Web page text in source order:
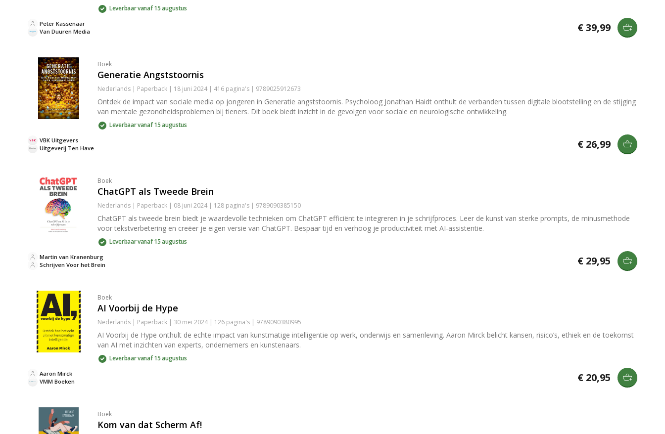
Leverbaar vanaf 15 augustus
Van Duuren Media
Peter Kassenaar € 39,99
Boek
Generatie Angststoornis
Nederlands | Paperback | 18 juni 2024 | 416 pagina's | 9789025912673
Ontdek de impact van sociale media op jongeren in Generatie angststoornis. Psycholoog Jonathan Haidt onthult de verbanden tussen digitale blootstelling en de stijging
van mentale gezondheidsproblemen bij tieners. Dit boek biedt inzicht in de gevolgen voor sociale en neurologische ontwikkeling.
Leverbaar vanaf 15 augustus
Uitgeverij Ten Have
VBK Uitgevers € 26,99
Boek
ChatGPT als Tweede Brein
Nederlands | Paperback | 08 juni 2024 | 128 pagina's | 9789090385150
ChatGPT als tweede brein biedt je waardevolle technieken om ChatGPT efficiënt te integreren in je schrijfproces. Leer de kunst van sterke prompts, de minusmethode
voor tekstverbetering en creëer je eigen versie van ChatGPT. Bespaar tijd en verhoog je productiviteit met AI-assistentie.
Leverbaar vanaf 15 augustus
Schrijven Voor het Brein
Martin van Kranenburg € 29,95
Boek
AI Voorbij de Hype
Nederlands | Paperback | 30 mei 2024 | 126 pagina's | 9789090380995
AI Voorbij de Hype onthult de echte impact van kunstmatige intelligentie op werk, onderwijs en samenleving. Aaron Mirck belicht kansen, risico’s, ethiek en de toekomst
van AI met inzichten van experts, ondernemers en kunstenaars.
Leverbaar vanaf 15 augustus
VMM Boeken
Aaron Mirck € 20,95
Boek
Kom van dat Scherm Af!